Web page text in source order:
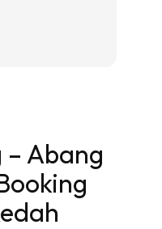
– Abang